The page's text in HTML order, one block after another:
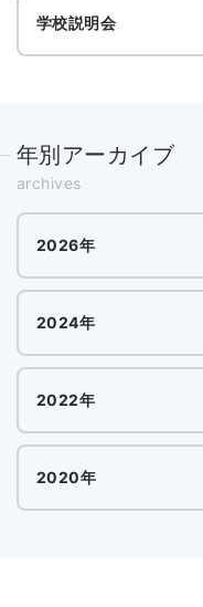
学校説明会
年別アーカイブ
archives
2026年
2024年
2022年
2020年